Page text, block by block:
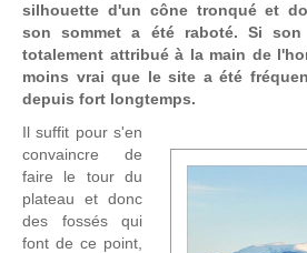
silhouette d'un cône tronqué et
son sommet a été raboté. Si
totalement attribué à la main de
moins vrai que le site a été
depuis fort longtemps.
Il suffit pour s'en
convaincre de
faire le tour du
plateau et donc
des fossés qui
font de ce point,